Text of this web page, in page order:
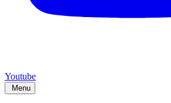
Youtube
Menu